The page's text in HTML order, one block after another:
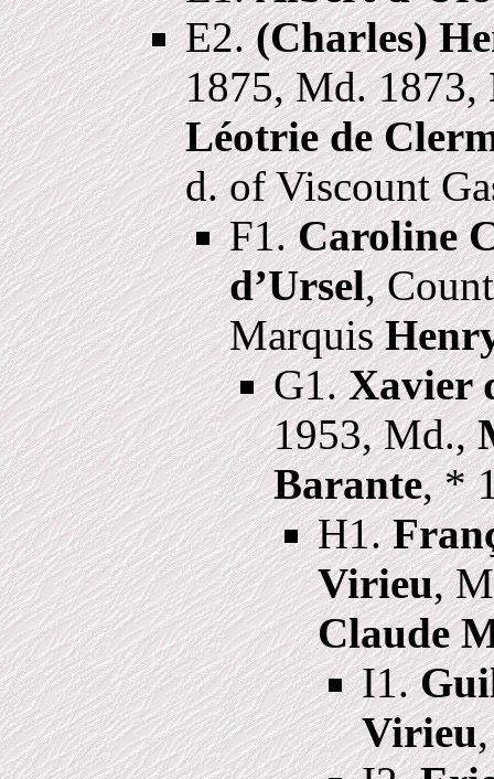
E2.(Charles)
1875, Md. 1873,
Léotrie de
d. of Viscount
F1.Caroline
d’Ursel,
Marquis
G1.Xavier
1953, Md.,
Barante, *
H1.
Virieu,
Claude
I1.
Virieu